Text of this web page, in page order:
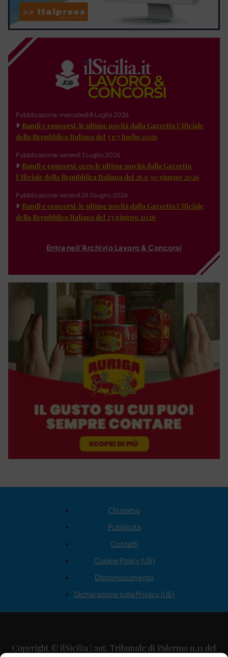
Pubblicazione: mercoledì 8 Luglio 2026
Bandi e concorsi: le ultime novità dalla Gazzetta Ufficiale
della Repubblica Italiana del 3 e 7 luglio 2026
Pubblicazione: venerdì 3 Luglio 2026
Bandi e concorsi: ecco le ultime novità dalla Gazzetta
Ufficiale della Repubblica Italiana del 26 e 30 giugno 2026
Pubblicazione: venerdì 26 Giugno 2026
Bandi e concorsi: le ultime novità dalla Gazzetta Ufficiale
della Repubblica Italiana del 23 giugno 2026
Entra nell'Archivio Lavoro & Concorsi
Chi siamo
Pubblicità
Contatti
Cookie Policy (UE)
Disconoscimento
Dichiarazione sulla Privacy (UE)
Copyright © ilSicilia | aut. Tribunale di Palermo n.11 del